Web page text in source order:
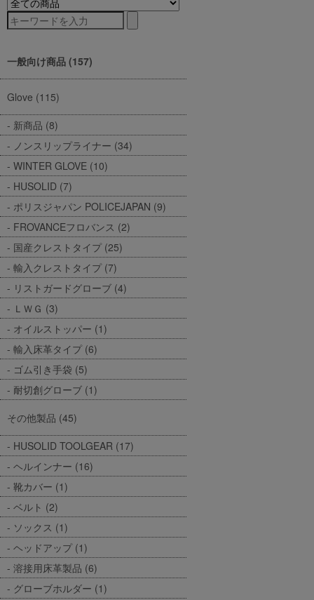
一般向け商品 (157)
Glove (115)
新商品 (8)
ノンスリップライナー (34)
WINTER GLOVE (10)
HUSOLID (7)
ポリスジャパン POLICEJAPAN (9)
FROVANCEフロバンス (2)
国産クレストタイプ (25)
輸入クレストタイプ (7)
リストガードグローブ (4)
ＬＷＧ (3)
オイルストッパー (1)
輸入床革タイプ (6)
ゴム引き手袋 (5)
耐切創グローブ (1)
その他製品 (45)
HUSOLID TOOLGEAR (17)
ヘルインナー (16)
靴カバー (1)
ベルト (2)
ソックス (1)
ヘッドアップ (1)
溶接用床革製品 (6)
グローブホルダー (1)